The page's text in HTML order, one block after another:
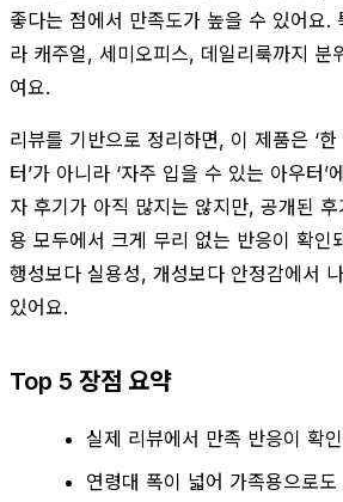
좋다는 점에서 만족도가 높을 수 있어요.
라 캐주얼, 세미오피스, 데일리룩까지 분
여요.
리뷰를 기반으로 정리하면, 이 제품은 ‘
터’가 아니라 ‘자주 입을 수 있는 아우터’
자 후기가 아직 많지는 않지만, 공개된
용 모두에서 크게 무리 없는 반응이 확인
행성보다 실용성, 개성보다 안정감에서
있어요.
Top 5 장점 요약
실제 리뷰에서 만족 반응이 확
연령대 폭이 넓어 가족용으로도